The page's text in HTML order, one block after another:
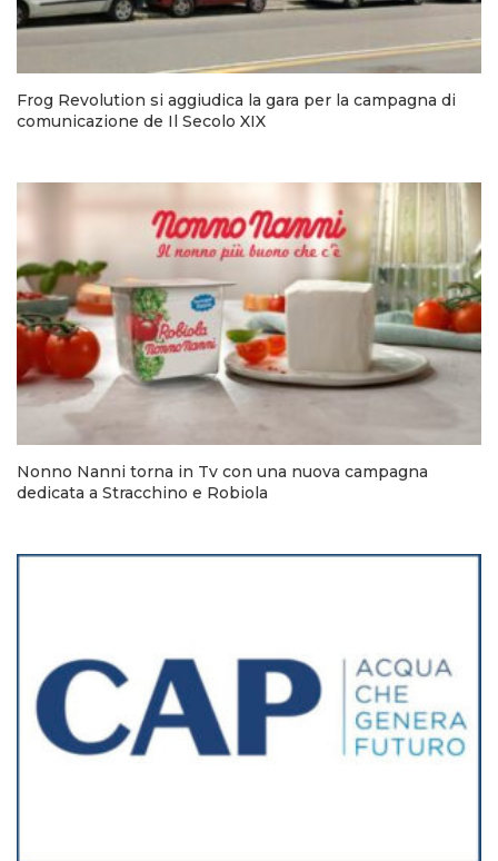
Frog Revolution si aggiudica la gara per la campagna di
comunicazione de Il Secolo XIX
Nonno Nanni torna in Tv con una nuova campagna
dedicata a Stracchino e Robiola